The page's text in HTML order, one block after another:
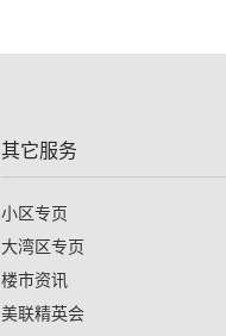
其它服务
小区专页
大湾区专页
楼市资讯
美联精英会